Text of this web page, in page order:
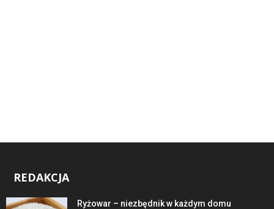
REDAKCJA
Ryżowar – niezbędnik w każdym domu